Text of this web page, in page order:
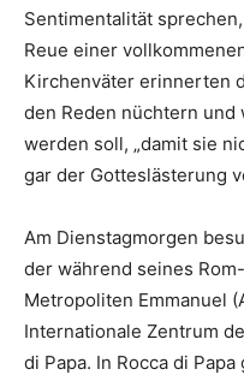
Sentimentalität
Reue einer
Kirchenväter erinnerten
den Reden nüchtern
werden soll, „damit sie
gar der Gotteslästerung
Am Dienstagmorgen
der während seines
Metropoliten Emmanuel
Internationale Zentrum
di Papa. In Rocca di